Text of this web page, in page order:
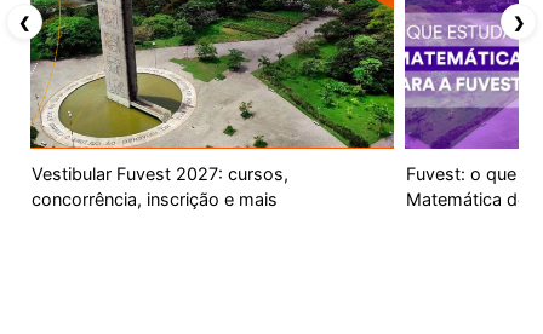
Vestibular Fuvest 2027: cursos,
concorrência, inscrição e mais
Fuvest: o que
Matemática do
❮ ❯